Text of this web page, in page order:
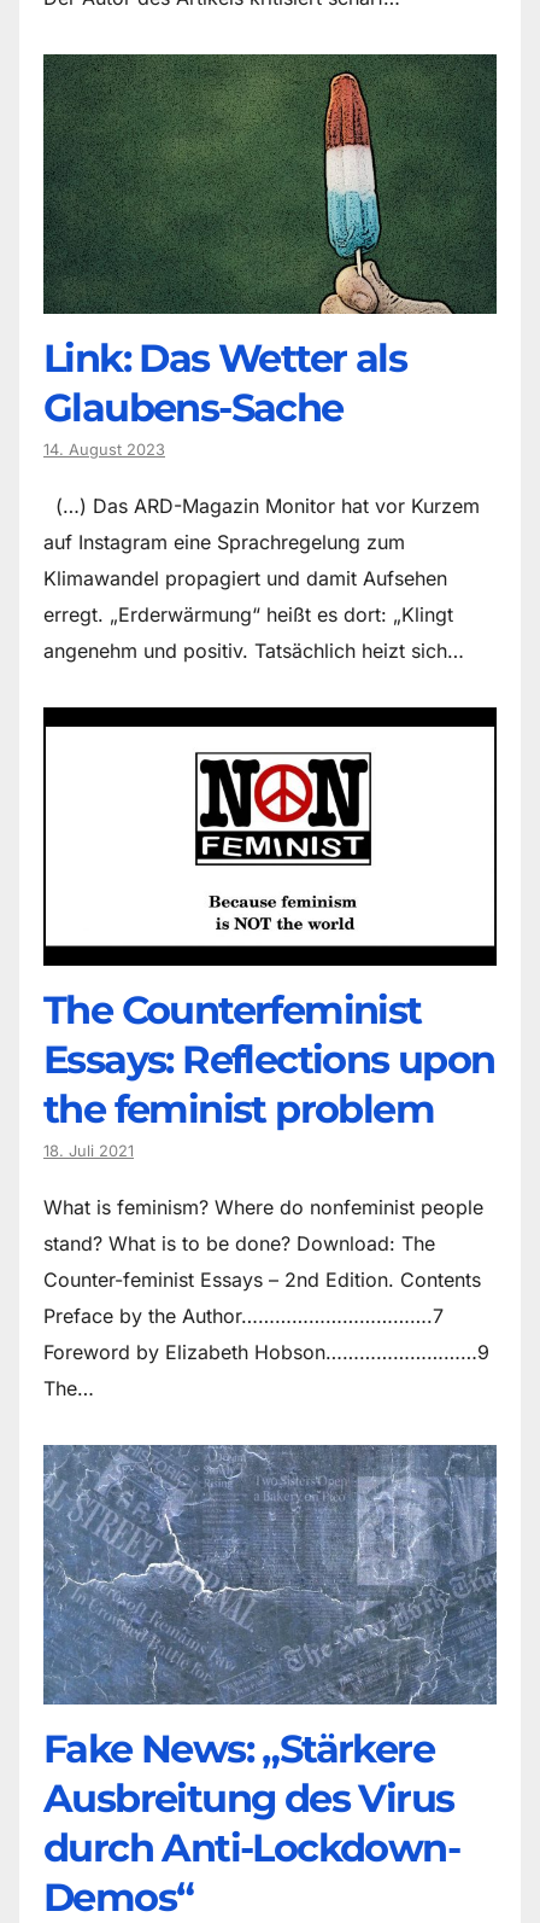
Link: Das Wetter als
Glaubens-Sache
14. August 2023
(…) Das ARD-Magazin Monitor hat vor Kurzem
auf Instagram eine Sprachregelung zum
Klimawandel propagiert und damit Aufsehen
erregt. „Erderwärmung“ heißt es dort: „Klingt
angenehm und positiv. Tatsächlich heizt sich…
The Counter­feminist
Essays: Reflections upon
the feminist problem
18. Juli 2021
What is feminism? Where do non­feminist people
stand? What is to be done? Download: The
Counter-feminist Essays – 2nd Edition. Contents
Preface by the Author…………………………….7
Foreword by Elizabeth Hobson………………………9
The…
Fake News: „Stärkere
Ausbreitung des Virus
durch Anti-Lockdown-
Demos“